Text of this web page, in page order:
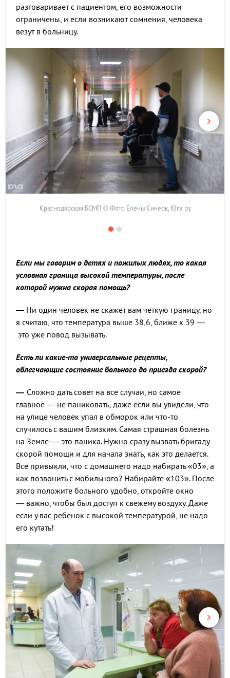
разговаривает с пациентом, его возможности
ограничены, и если возникают сомнения, человека
везут в больницу.
Краснодарская БСМП © Фото Елены Синеок, Юга.ру
Если мы говорим о детях и пожилых людях, то какая
условная граница высокой температуры, после
которой нужна скорая помощь?
— Ни один человек не скажет вам четкую границу, но
я считаю, что температура выше 38,6, ближе к 39 —
это уже повод вызывать.
Есть ли какие-то универсальные рецепты,
облегчающие состояние больного до приезда скорой?
— Сложно дать совет на все случаи, но самое
главное — не паниковать, даже если вы увидели, что
на улице человек упал в обморок или что-то
случилось с вашим близким. Самая страшная болезнь
на Земле — это паника. Нужно сразу вызвать бригаду
скорой помощи и для начала знать, как это делается.
Все привыкли, что с домашнего надо набирать «03», а
как позвонить с мобильного? Набирайте «103». После
этого положите больного удобно, откройте окно
— важно, чтобы был доступ к свежему воздуху. Даже
если у вас ребенок с высокой температурой, не надо
его кутать!